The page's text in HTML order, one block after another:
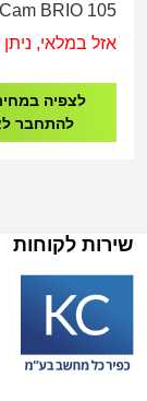
BRIO 105
אזל במלאי, ניתן
לצפיה
להתחבר
שירות לקוחות